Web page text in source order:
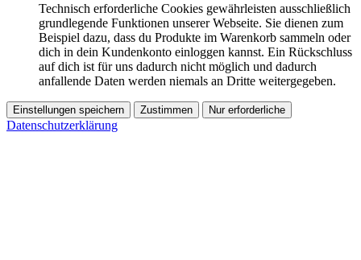
Technisch erforderliche Cookies gewährleisten ausschließlich
grundlegende Funktionen unserer Webseite. Sie dienen zum
Beispiel dazu, dass du Produkte im Warenkorb sammeln oder
dich in dein Kundenkonto einloggen kannst. Ein Rückschluss
auf dich ist für uns dadurch nicht möglich und dadurch
anfallende Daten werden niemals an Dritte weitergegeben.
Einstellungen speichern Zustimmen Nur erforderliche
Datenschutzerklärung